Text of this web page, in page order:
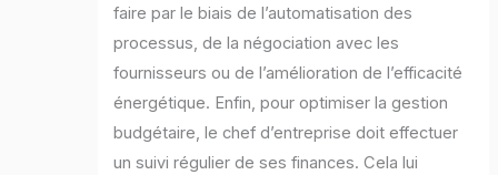
faire par le biais de l’automatisation des
processus, de la négociation avec les
fournisseurs ou de l’amélioration de l’efficacité
énergétique. Enfin, pour optimiser la gestion
budgétaire, le chef d’entreprise doit effectuer
un suivi régulier de ses finances. Cela lui